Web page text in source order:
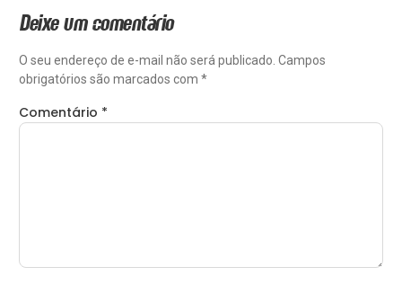
Deixe um comentário
O seu endereço de e-mail não será publicado. Campos
obrigatórios são marcados com *
Comentário *